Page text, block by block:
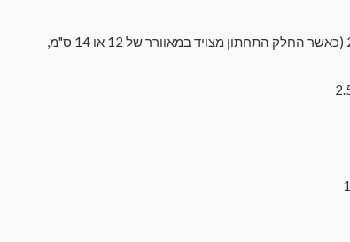
עבור לוח אם 170 * 170 מ"מ: הדיסק הקשיח הוא 2 * 3.5, 2 * 2.5 (כאשר החלק התחתון מצויד במאוורר של 12 או 14 ס"מ,